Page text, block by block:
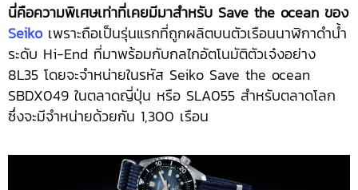
นี่คือความพิเศษเท่าที่เคยมีมาสำหรับ Save the ocean ของ
Seikoเพราะถือเป็นรุ่นแรกที่ถูกผลิตบนตัวเรือนนาฬิกาดำน้ำ
ระดับ Hi-End ที่มาพร้อมกับกลไกอัตโนมัติตัวเจ๋งอย่าง
8L35 โดยจะจำหน่ายในรหัส Seiko Save the ocean
SBDX049 ในตลาดญี่ปุ่น หรือ SLA055 สำหรับตลาดโลก
ซึ่งจะมีจำหน่ายด้วยกัน 1,300 เรือน